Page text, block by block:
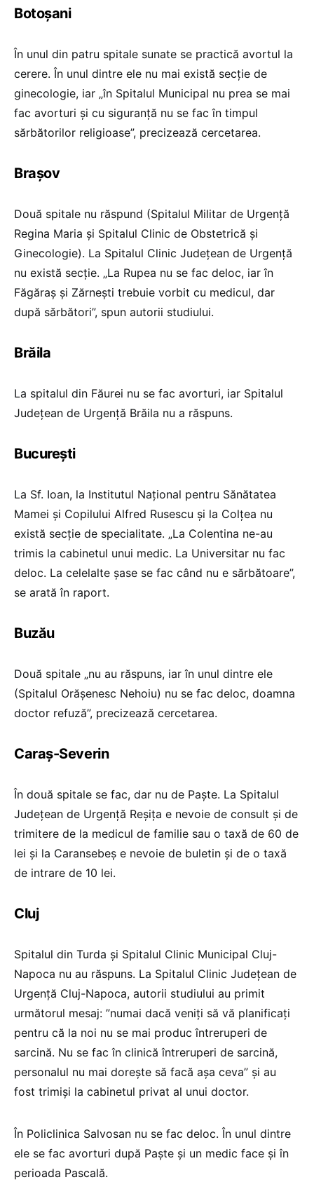
Botoșani
În unul din patru spitale sunate se practică avortul la
cerere. În unul dintre ele nu mai există secție de
ginecologie, iar „în Spitalul Municipal nu prea se mai
fac avorturi și cu siguranță nu se fac în timpul
sărbătorilor religioase”, precizează cercetarea.
Brașov
Două spitale nu răspund (Spitalul Militar de Urgență
Regina Maria și Spitalul Clinic de Obstetrică și
Ginecologie). La Spitalul Clinic Județean de Urgență
nu există secție. „La Rupea nu se fac deloc, iar în
Făgăraș și Zărnești trebuie vorbit cu medicul, dar
după sărbători”, spun autorii studiului.
Brăila
La spitalul din Făurei nu se fac avorturi, iar Spitalul
Județean de Urgență Brăila nu a răspuns.
București
La Sf. Ioan, la Institutul Național pentru Sănătatea
Mamei și Copilului Alfred Rusescu și la Colțea nu
există secție de specialitate. „La Colentina ne-au
trimis la cabinetul unui medic. La Universitar nu fac
deloc. La celelalte șase se fac când nu e sărbătoare”,
se arată în raport.
Buzău
Două spitale „nu au răspuns, iar în unul dintre ele
(Spitalul Orășenesc Nehoiu) nu se fac deloc, doamna
doctor refuză”, precizează cercetarea.
Caraș-Severin
În două spitale se fac, dar nu de Paște. La Spitalul
Județean de Urgență Reșița e nevoie de consult și de
trimitere de la medicul de familie sau o taxă de 60 de
lei și la Caransebeș e nevoie de buletin și de o taxă
de intrare de 10 lei.
Cluj
Spitalul din Turda și Spitalul Clinic Municipal Cluj-
Napoca nu au răspuns. La Spitalul Clinic Județean de
Urgență Cluj-Napoca, autorii studiului au primit
următorul mesaj: ”numai dacă veniți să vă planificați
pentru că la noi nu se mai produc întreruperi de
sarcină. Nu se fac în clinică întreruperi de sarcină,
personalul nu mai dorește să facă așa ceva” și au
fost trimiși la cabinetul privat al unui doctor.
În Policlinica Salvosan nu se fac deloc. În unul dintre
ele se fac avorturi după Paște și un medic face și în
perioada Pascală.